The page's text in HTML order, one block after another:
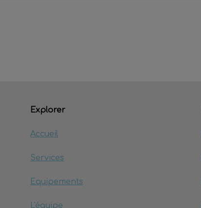
Explorer
Accueil
Services
Equipements
L'équipe